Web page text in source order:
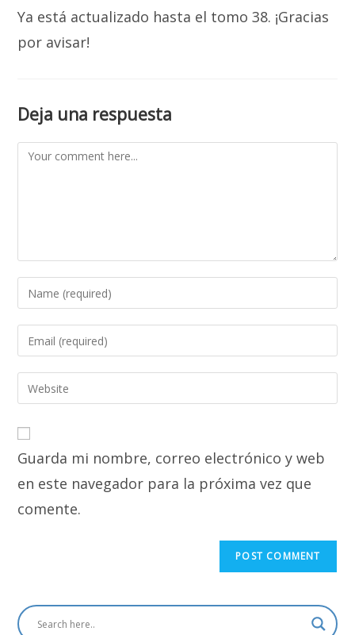
Ya está actualizado hasta el tomo 38. ¡Gracias
por avisar!
Deja una respuesta
Comment
Enter
your
name
to
comment
Enter
your
email
address
Enter
your
URL
(optional)
Guarda mi nombre, correo electrónico y web
en este navegador para la próxima vez que
comente.